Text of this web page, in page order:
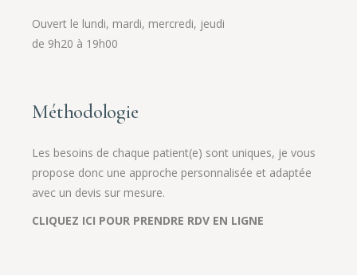
Ouvert le lundi, mardi, mercredi, jeudi
de 9h20 à 19h00
Méthodologie
Les besoins de chaque patient(e) sont uniques, je vous
propose donc une approche personnalisée et adaptée
avec un devis sur mesure.
CLIQUEZ ICI POUR PRENDRE RDV EN LIGNE